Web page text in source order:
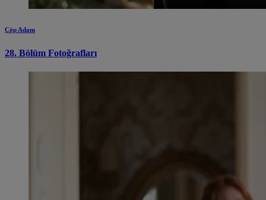
Çöp Adam
28. Bölüm Fotoğrafları